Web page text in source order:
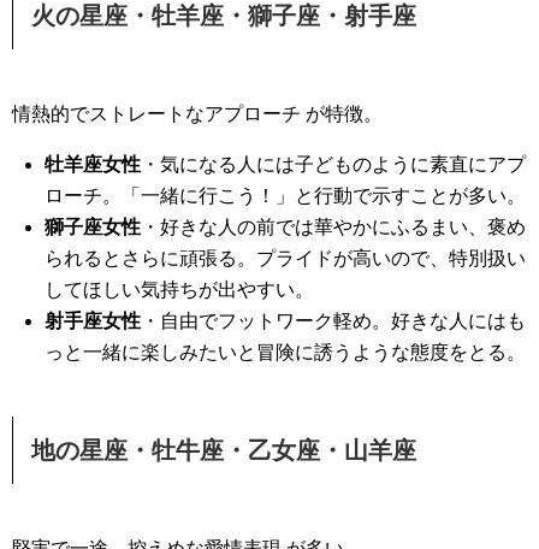
火の星座・牡羊座・獅子座・射手座
情熱的でストレートなアプローチ が特徴。
牡羊座女性 ・気になる人には子どものように素直にアプ
ローチ。「一緒に行こう！」と行動で示すことが多い。
獅子座女性 ・好きな人の前では華やかにふるまい、褒め
られるとさらに頑張る。プライドが高いので、特別扱い
してほしい気持ちが出やすい。
射手座女性 ・自由でフットワーク軽め。好きな人にはも
っと一緒に楽しみたいと冒険に誘うような態度をとる。
地の星座・牡牛座・乙女座・山羊座